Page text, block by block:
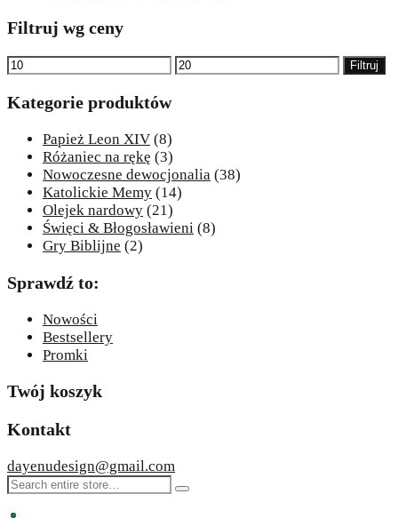
Filtruj wg ceny
Cena
Cena
Filtruj
Kategorie produktów
Papież Leon XIV (8)
Różaniec na rękę (3)
Nowoczesne dewocjonalia (38)
Katolickie Memy (14)
Olejek nardowy (21)
Święci & Błogosławieni (8)
Gry Biblijne (2)
Sprawdź to:
Nowości
Bestsellery
Promki
Twój koszyk
Kontakt
dayenudesign@gmail.com